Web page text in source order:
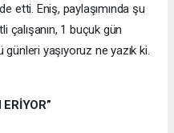
etti. Eniş, paylaşımında şu
çalışanın, 1 buçuk gün
yaşıyoruz ne yazık ki.